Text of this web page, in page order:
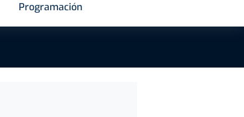
Programación